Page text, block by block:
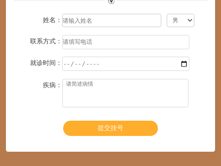
姓名：
联系方式：
就诊时间：
疾病：